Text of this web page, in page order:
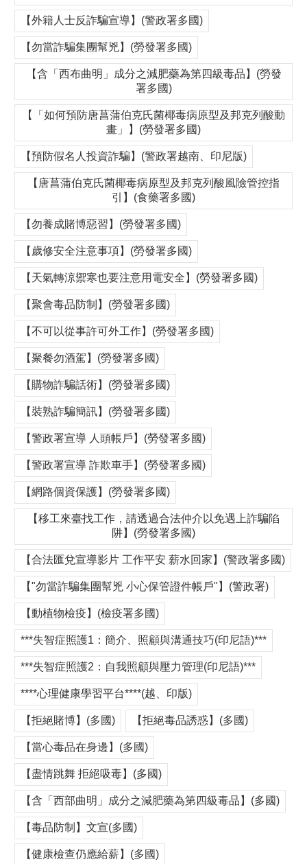
【外籍人士反詐騙宣導】(警政署多國)
【勿當詐騙集團幫兇】(勞發署多國)
【含「西布曲明」成分之減肥藥為第四級毒品】(勞發
署多國)
【「如何預防唐菖蒲伯克氏菌椰毒病原型及邦克列酸動
畫」】(勞發署多國)
【預防假名人投資詐騙】(警政署越南、印尼版)
【唐菖蒲伯克氏菌椰毒病原型及邦克列酸風險管控指
引】(食藥署多國)
【勿養成賭博惡習】(勞發署多國)
【歲修安全注意事項】(勞發署多國)
【天氣轉涼禦寒也要注意用電安全】(勞發署多國)
【聚會毒品防制】(勞發署多國)
【不可以從事許可外工作】(勞發署多國)
【聚餐勿酒駕】(勞發署多國)
【購物詐騙話術】(勞發署多國)
【裝熟詐騙簡訊】(勞發署多國)
【警政署宣導 人頭帳戶】(勞發署多國)
【警政署宣導 詐欺車手】(勞發署多國)
【網路個資保護】(勞發署多國)
【移工來臺找工作，請透過合法仲介以免遇上詐騙陷
阱】(勞發署多國)
【合法匯兌宣導影片 工作平安 薪水回家】(警政署多國)
【"勿當詐騙集團幫兇 小心保管證件帳戶"】(警政署)
【動植物檢疫】(檢疫署多國)
***失智症照護1：簡介、照顧與溝通技巧(印尼語)***
***失智症照護2：自我照顧與壓力管理(印尼語)***
****心理健康學習平台****(越、印版)
【拒絕賭博】(多國) 【拒絕毒品誘惑】(多國)
【當心毒品在身邊】(多國)
【盡情跳舞 拒絕吸毒】(多國)
【含「西部曲明」成分之減肥藥為第四級毒品】(多國)
【毒品防制】文宣(多國)
【健康檢查仍應給薪】(多國)